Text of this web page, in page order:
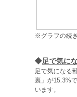
※グラフの続
◆足で気に
足で気になる
裏」が15.3%
います。